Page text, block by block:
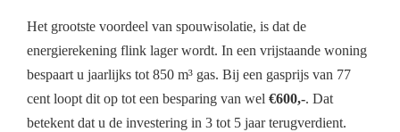
Het grootste voordeel van spouwisolatie, is dat de
energierekening flink lager wordt. In een vrijstaande woning
bespaart u jaarlijks tot 850 m³ gas. Bij een gasprijs van 77
cent loopt dit op tot een besparing van wel €600,-. Dat
betekent dat u de investering in 3 tot 5 jaar terugverdient.